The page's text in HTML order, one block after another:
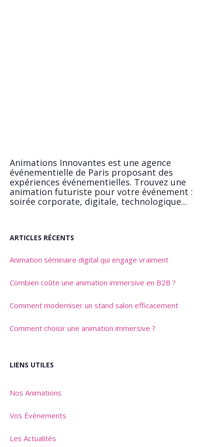
Animations Innovantes est une agence
événementielle de Paris proposant des
expériences événementielles. Trouvez une
animation futuriste pour votre événement :
soirée corporate, digitale, technologique...
ARTICLES RÉCENTS
Animation séminaire digital qui engage vraiment
Combien coûte une animation immersive en B2B ?
Comment moderniser un stand salon efficacement
Comment choisir une animation immersive ?
LIENS UTILES
Nos Animations
Vos Événements
Les Actualités